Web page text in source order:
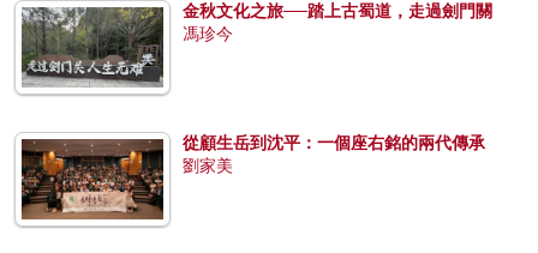
金秋文化之旅──踏上古蜀道，走過劍門關
馮珍今
從顧生岳到沈平：一個座右銘的兩代傳承
劉家美